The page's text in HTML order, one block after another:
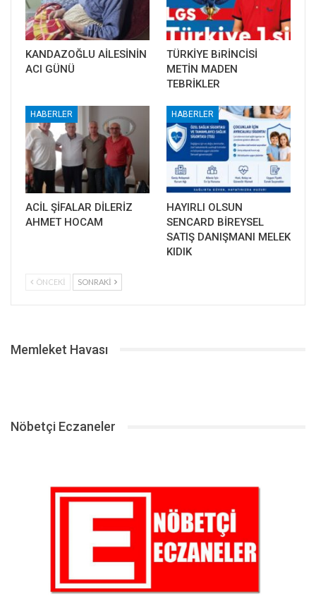
KANDAZOĞLU AİLESİNİN
ACI GÜNÜ
TÜRKİYE BiRİNCİSİ
METİN MADEN
TEBRİKLER
HABERLER
ACİL ŞİFALAR DİLERİZ
AHMET HOCAM
HABERLER
HAYIRLI OLSUN
SENCARD BİREYSEL
SATIŞ DANIŞMANI MELEK
KIDIK
ÖNCEKI SONRAKI
Memleket Havası
Nöbetçi Eczaneler